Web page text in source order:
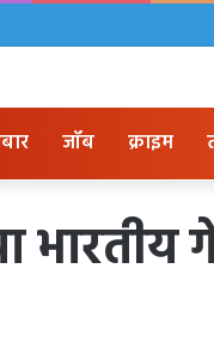
जॉब क्राइम